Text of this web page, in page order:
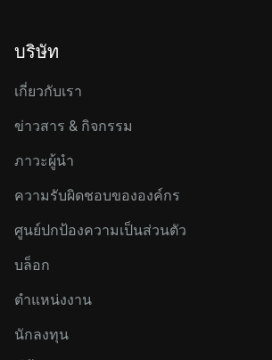
บริษัท
เกี่ยวกับเรา
ข่าวสาร & กิจกรรม
ภาวะผู้นำ
ความรับผิดชอบขององค์กร
ศูนย์ปกป้องความเป็นส่วนตัว
บล็อก
ตำแหน่งงาน
นักลงทุน